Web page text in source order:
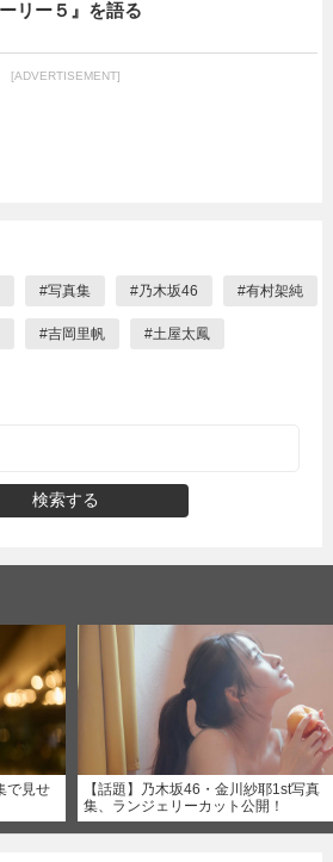
ーリー５』を語る
[ADVERTISEMENT]
#写真集 #乃木坂46 #有村架純
#吉岡里帆 #土屋太鳳
検索する
で見せ
【話題】乃木坂46・金川紗耶1st写真
集、ランジェリーカット公開！